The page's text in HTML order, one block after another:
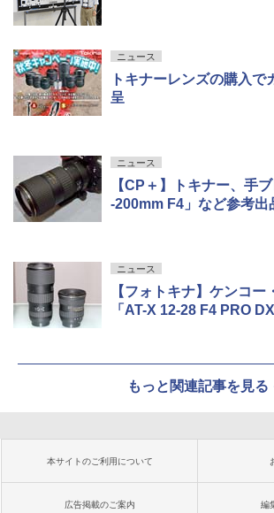
ニュース
トキナーレンズの購入で
呈
ニュース
【CP＋】トキナー、手
-200mm F4」など参考出
ニュース
【フォトキナ】ケンコー
「AT-X 12-28 F4 PRO
もっと関連記事を見る
本サイトのご利用について
広告掲載のご案内 編